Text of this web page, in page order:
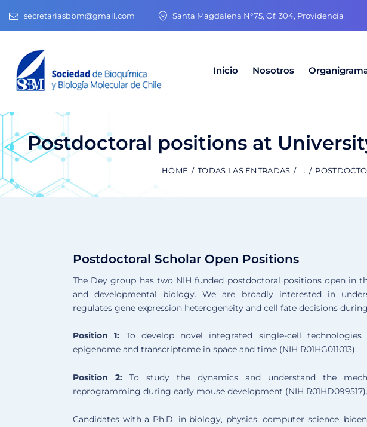
secretariasbbm@gmail.com Santa Magdalena N°75, Of. 304, Providencia
Inicio Nosotros
Postdoctoral positions at
HOME TODAS LAS ENTRADAS ...
Postdoctoral Scholar Open Positions
The Dey group has two NIH funded postdoctoral positions open in
and developmental biology. We are broadly interested in
regulates gene expression heterogeneity and cell fate decisions
Position 1: To develop novel integrated single-cell
epigenome and transcriptome in space and time (NIH R01HG011013).
Position 2: To study the dynamics and understand the
reprogramming during early mouse development (NIH R01HD099517).
Candidates with a Ph.D. in biology, physics, computer science,